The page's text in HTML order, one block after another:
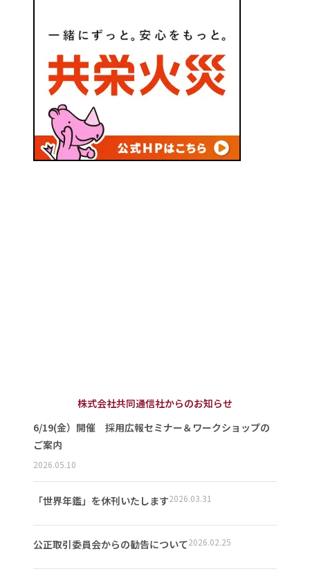
株式会社共同通信社からのお知らせ
6/19(金）開催 採用広報セミナー＆ワークショップの
ご案内
2026.05.10
「世界年鑑」を休刊いたします2026.03.31
公正取引委員会からの勧告について2026.02.25